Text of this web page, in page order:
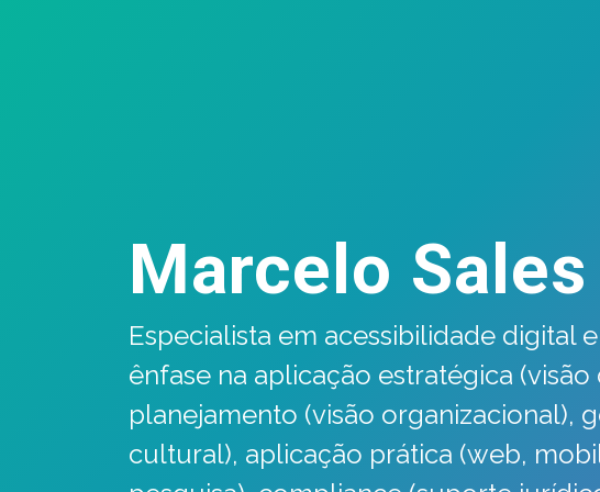
Marcelo Sales
Especialista em acessibilidade digital
ênfase na aplicação estratégica (visão
planejamento (visão organizacional),
cultural), aplicação prática (web,